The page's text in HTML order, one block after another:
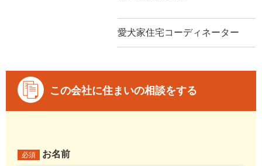
愛犬家住宅コーディネーター
この会社に住まいの相談をする
必須 お名前